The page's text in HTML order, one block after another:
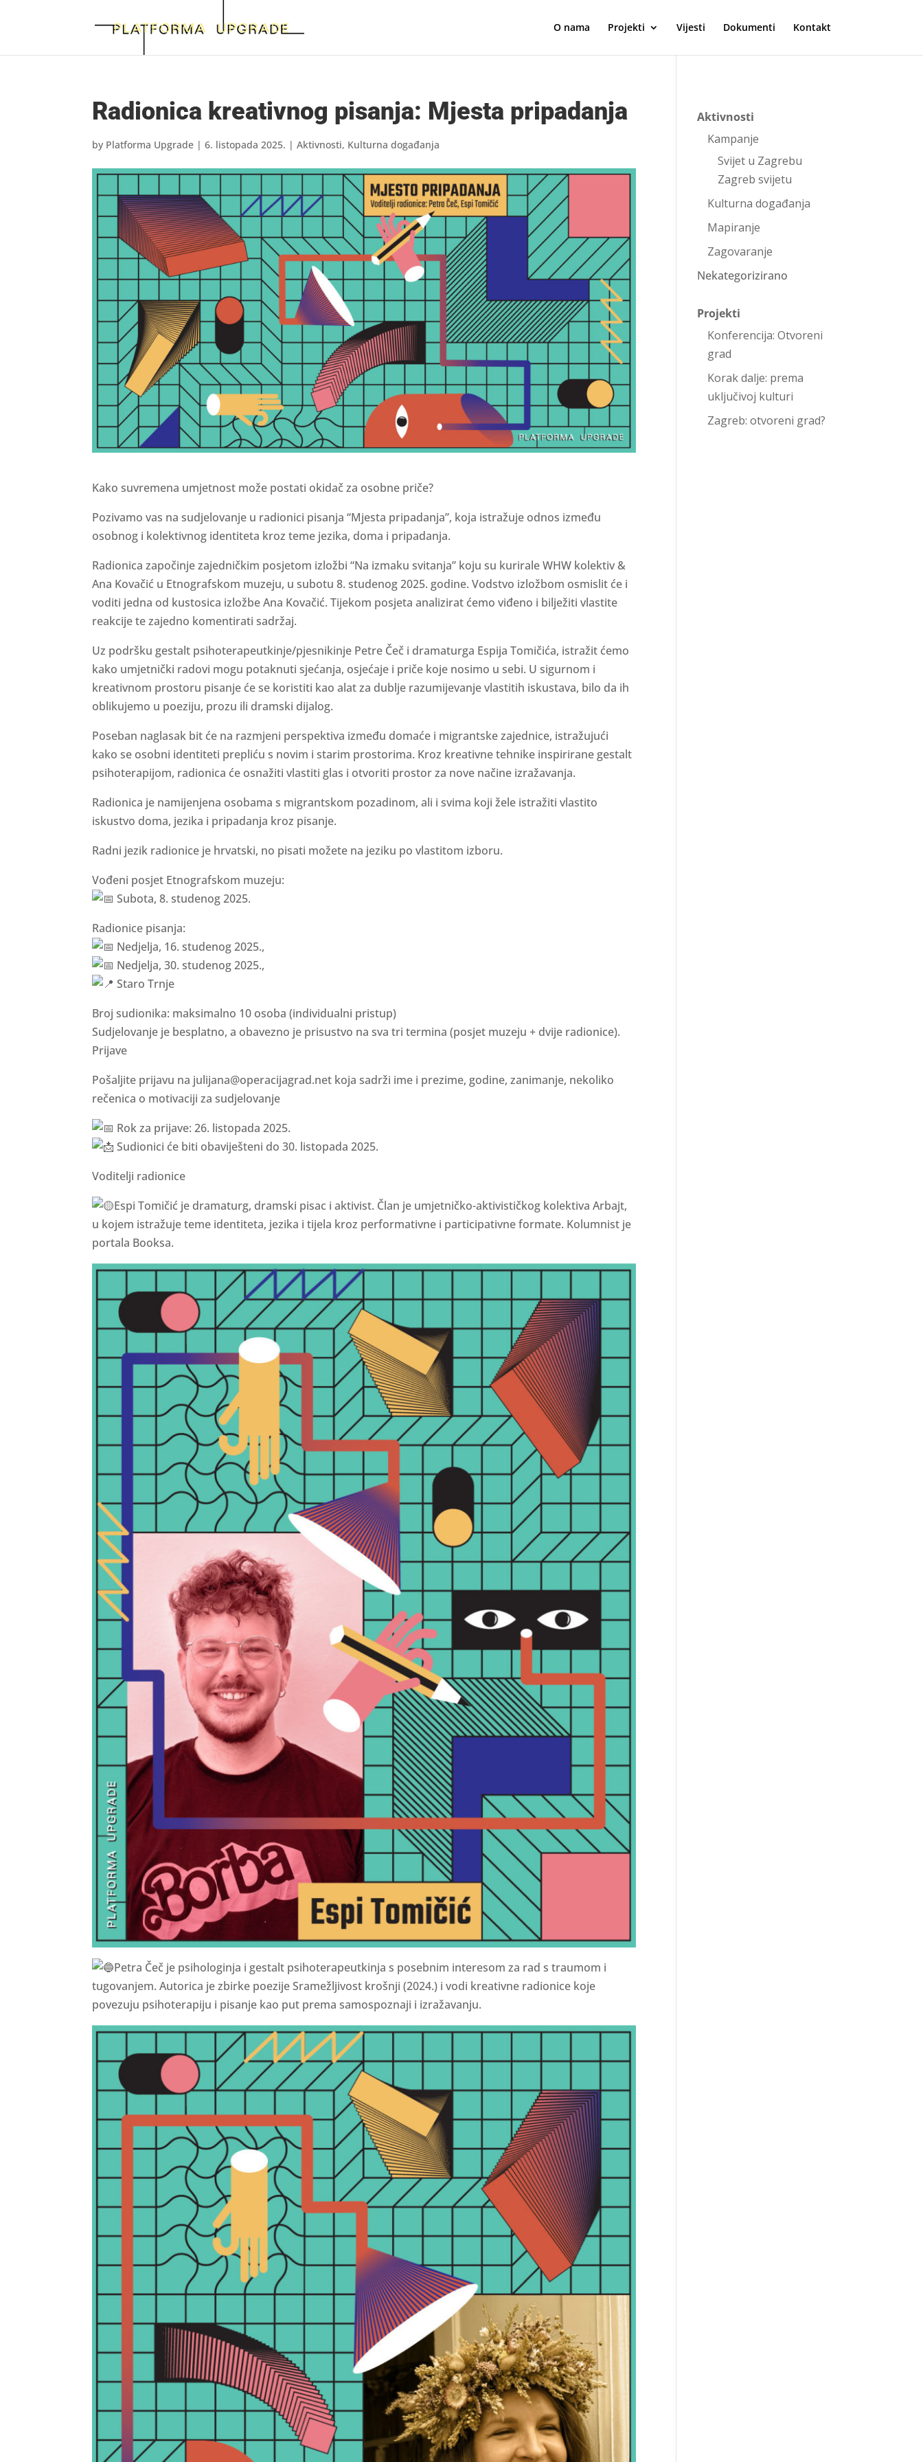
O nama Projekti Vijesti Dokumenti Kontakt
Radionica kreativnog pisanja: Mjesta pripadanja
by Platforma Upgrade |6. listopada 2025. |Aktivnosti, Kulturna događanja
Kako suvremena umjetnost može postati okidač za osobne priče?
Pozivamo vas na sudjelovanje u radionici pisanja “Mjesta pripadanja”, koja istražuje odnos između
osobnog i kolektivnog identiteta kroz teme jezika, doma i pripadanja.
Radionica započinje zajedničkim posjetom izložbi “Na izmaku svitanja” koju su kurirale WHW kolektiv &
Ana Kovačić u Etnografskom muzeju, u subotu 8. studenog 2025. godine. Vodstvo izložbom osmislit će i
voditi jedna od kustosica izložbe Ana Kovačić. Tijekom posjeta analizirat ćemo viđeno i bilježiti vlastite
reakcije te zajedno komentirati sadržaj.
Uz podršku gestalt psihoterapeutkinje/pjesnikinje Petre Čeč i dramaturga Espija Tomičića, istražit ćemo
kako umjetnički radovi mogu potaknuti sjećanja, osjećaje i priče koje nosimo u sebi. U sigurnom i
kreativnom prostoru pisanje će se koristiti kao alat za dublje razumijevanje vlastitih iskustava, bilo da ih
oblikujemo u poeziju, prozu ili dramski dijalog.
Poseban naglasak bit će na razmjeni perspektiva između domaće i migrantske zajednice, istražujući
kako se osobni identiteti prepliću s novim i starim prostorima. Kroz kreativne tehnike inspirirane gestalt
psihoterapijom, radionica će osnažiti vlastiti glas i otvoriti prostor za nove načine izražavanja.
Radionica je namijenjena osobama s migrantskom pozadinom, ali i svima koji žele istražiti vlastito
iskustvo doma, jezika i pripadanja kroz pisanje.
Radni jezik radionice je hrvatski, no pisati možete na jeziku po vlastitom izboru.
Vođeni posjet Etnografskom muzeju:
Subota, 8. studenog 2025.
Radionice pisanja:
Nedjelja, 16. studenog 2025.,
Nedjelja, 30. studenog 2025.,
Staro Trnje
Broj sudionika: maksimalno 10 osoba (individualni pristup)
Sudjelovanje je besplatno, a obavezno je prisustvo na sva tri termina (posjet muzeju + dvije radionice).
Prijave
Pošaljite prijavu na julijana@operacijagrad.net koja sadrži ime i prezime, godine, zanimanje, nekoliko
rečenica o motivaciji za sudjelovanje
Rok za prijave: 26. listopada 2025.
Sudionici će biti obaviješteni do 30. listopada 2025.
Voditelji radionice
Espi Tomičić je dramaturg, dramski pisac i aktivist. Član je umjetničko-aktivističkog kolektiva Arbajt,
u kojem istražuje teme identiteta, jezika i tijela kroz performativne i participativne formate. Kolumnist je
portala Booksa.
Petra Čeč je psihologinja i gestalt psihoterapeutkinja s posebnim interesom za rad s traumom i
tugovanjem. Autorica je zbirke poezije Sramežljivost krošnji (2024.) i vodi kreativne radionice koje
povezuju psihoterapiju i pisanje kao put prema samospoznaji i izražavanju.
Aktivnosti
Kampanje
Svijet u Zagrebu
Zagreb svijetu
Kulturna događanja
Mapiranje
Zagovaranje
Nekategorizirano
Projekti
Konferencija: Otvoreni
grad
Korak dalje: prema
uključivoj kulturi
Zagreb: otvoreni grad?